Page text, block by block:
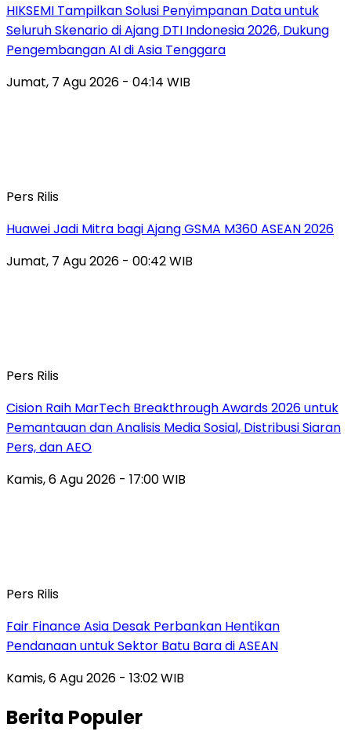
HIKSEMI Tampilkan Solusi Penyimpanan Data untuk
Seluruh Skenario di Ajang DTI Indonesia 2026, Dukung
Pengembangan AI di Asia Tenggara
Jumat, 7 Agu 2026 - 04:14 WIB
Pers Rilis
Huawei Jadi Mitra bagi Ajang GSMA M360 ASEAN 2026
Jumat, 7 Agu 2026 - 00:42 WIB
Pers Rilis
Cision Raih MarTech Breakthrough Awards 2026 untuk
Pemantauan dan Analisis Media Sosial, Distribusi Siaran
Pers, dan AEO
Kamis, 6 Agu 2026 - 17:00 WIB
Pers Rilis
Fair Finance Asia Desak Perbankan Hentikan
Pendanaan untuk Sektor Batu Bara di ASEAN
Kamis, 6 Agu 2026 - 13:02 WIB
Berita Populer